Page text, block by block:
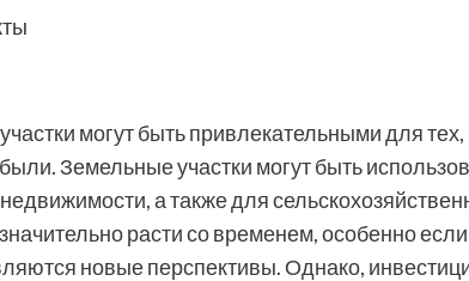
могут быть привлекательными для тех,
Земельные участки могут быть
а также для
расти со временем, особенно
новые перспективы. Однако,